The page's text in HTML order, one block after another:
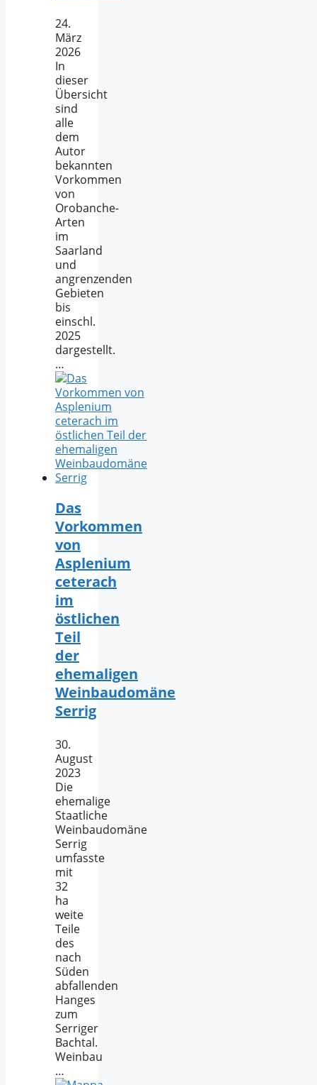
24.
März
2026
In
dieser
Übersicht
sind
alle
dem
Autor
bekannten
Vorkommen
von
Orobanche-
Arten
im
Saarland
und
angrenzenden
Gebieten
bis
einschl.
2025
dargestellt.
…
Das
Vorkommen
von
Asplenium
ceterach
im
östlichen
Teil
der
ehemaligen
Weinbaudomäne
Serrig
30.
August
2023
Die
ehemalige
Staatliche
Weinbaudomäne
Serrig
umfasste
mit
32
ha
weite
Teile
des
nach
Süden
abfallenden
Hanges
zum
Serriger
Bachtal.
Weinbau
…